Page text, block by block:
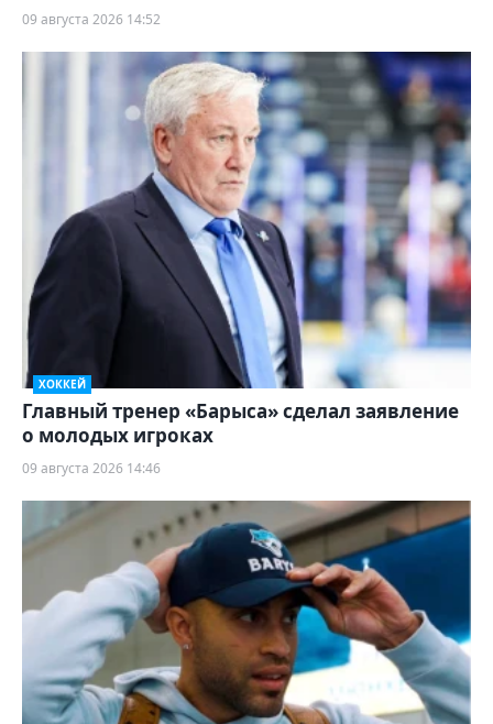
09 августа 2026 14:52
ХОККЕЙ
Главный тренер «Барыса» сделал заявление
о молодых игроках
09 августа 2026 14:46